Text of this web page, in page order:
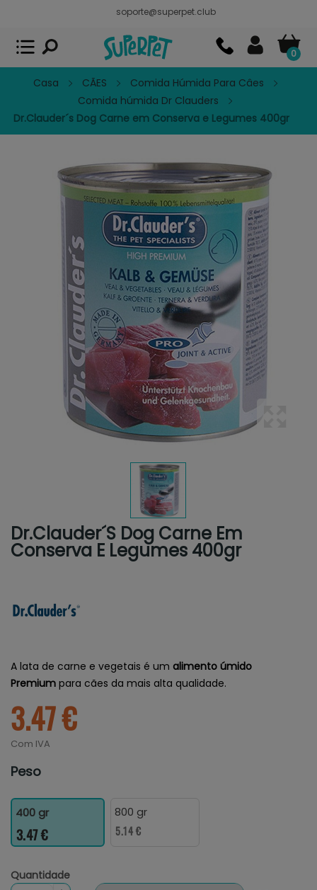
soporte@superpet.club
0
Casa CÃES
Comida Húmida Para Câes
Comida húmida Dr Clauders
Dr.Clauder´s Dog Carne em Conserva e Legumes 400gr
Dr.Clauder´s Dog Carne Em
Conserva E Legumes 400gr
A lata de carne e vegetais é um alimento úmido
Premium para cães da mais alta qualidade.
3.47 €
Com IVA
Peso
400 gr
3.47 €
800 gr
5.14 €
Quantidade
Superpet, comida para mascotas
APP GRATIS - En Google Play